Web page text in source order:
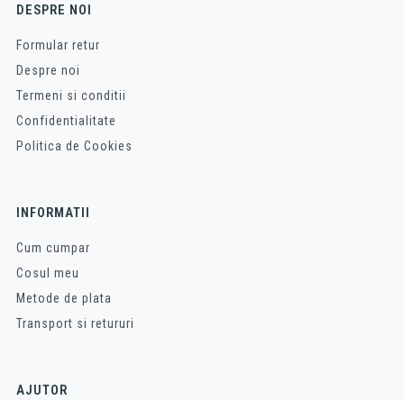
DESPRE NOI
Formular retur
Despre noi
Termeni si conditii
Confidentialitate
Politica de Cookies
INFORMATII
Cum cumpar
Cosul meu
Metode de plata
Transport si retururi
AJUTOR